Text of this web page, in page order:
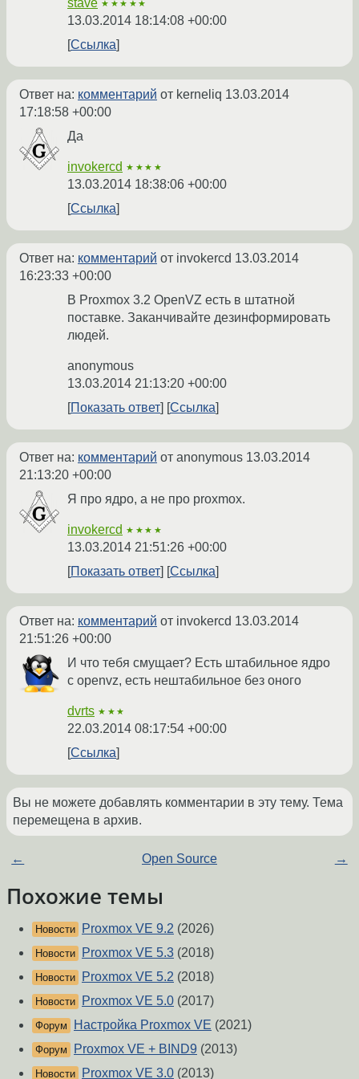
stave ★★★★★
13.03.2014 18:14:08 +00:00
Ссылка
Ответ на: комментарий от kerneliq 13.03.2014
17:18:58 +00:00
Да
invokercd ★★★★
13.03.2014 18:38:06 +00:00
Ссылка
Ответ на: комментарий от invokercd 13.03.2014
16:23:33 +00:00
В Proxmox 3.2 OpenVZ есть в штатной
поставке. Заканчивайте дезинформировать
людей.
anonymous
13.03.2014 21:13:20 +00:00
Показать ответ
Ссылка
Ответ на: комментарий от anonymous 13.03.2014
21:13:20 +00:00
Я про ядро, а не про proxmox.
invokercd ★★★★
13.03.2014 21:51:26 +00:00
Показать ответ
Ссылка
Ответ на: комментарий от invokercd 13.03.2014
21:51:26 +00:00
И что тебя смущает? Есть штабильное ядро
с openvz, есть нештабильное без оного
dvrts ★★★
22.03.2014 08:17:54 +00:00
Ссылка
Вы не можете добавлять комментарии в эту тему. Тема
перемещена в архив.
← Open Source →
Похожие темы
Новости Proxmox VE 9.2 (2026)
Новости Proxmox VE 5.3 (2018)
Новости Proxmox VE 5.2 (2018)
Новости Proxmox VE 5.0 (2017)
Форум Настройка Proxmox VE (2021)
Форум Proxmox VE + BIND9 (2013)
Новости Proxmox VE 3.0 (2013)